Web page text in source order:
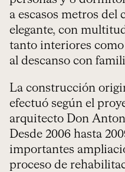
a escasos metros del
elegante, con
tanto interiores
al descanso con
La construcción
efectuó según el
arquitecto Don
Desde 2006 hasta
importantes
proceso de